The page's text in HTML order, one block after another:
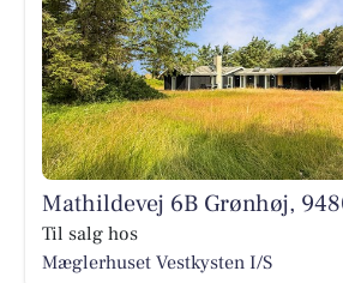
Mathildevej 6B Grønhøj,
Til salg hos
Mæglerhuset Vestkysten I/S